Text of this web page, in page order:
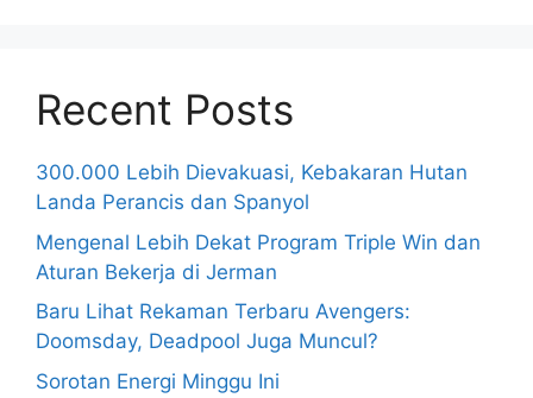
Recent Posts
300.000 Lebih Dievakuasi, Kebakaran Hutan
Landa Perancis dan Spanyol
Mengenal Lebih Dekat Program Triple Win dan
Aturan Bekerja di Jerman
Baru Lihat Rekaman Terbaru Avengers:
Doomsday, Deadpool Juga Muncul?
Sorotan Energi Minggu Ini